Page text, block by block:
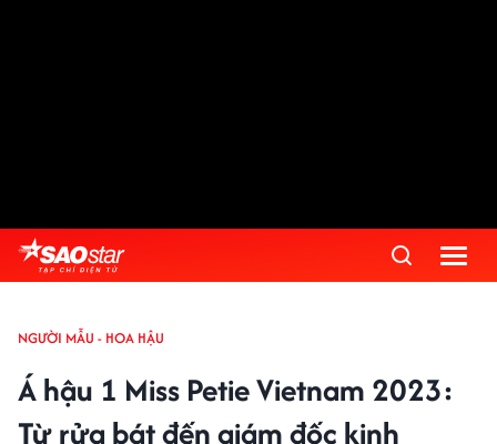
NGƯỜI MẪU - HOA HẬU
Á hậu 1 Miss Petie Vietnam 2023:
Từ rửa bát đến giám đốc kinh